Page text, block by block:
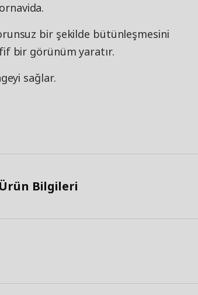
bir şekilde bütünleşmesini
bir görünüm yaratır.
sağlar.
Ürün Bilgileri